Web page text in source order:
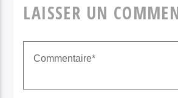
LAISSER UN